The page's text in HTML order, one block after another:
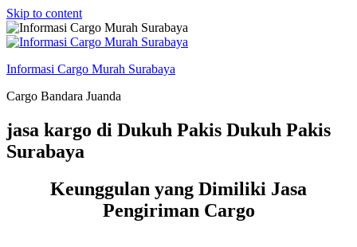
Skip to content
Informasi Cargo Murah Surabaya
Cargo Bandara Juanda
jasa kargo di Dukuh Pakis Dukuh Pakis
Surabaya
Keunggulan yang Dimiliki Jasa
Pengiriman Cargo